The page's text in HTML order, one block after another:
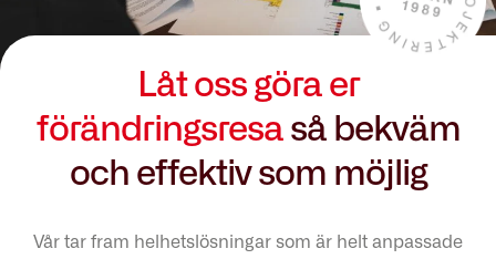
Låt oss göra er
förändringsresa så bekväm
och effektiv som möjlig
Vår tar fram helhetslösningar som är helt anpassade